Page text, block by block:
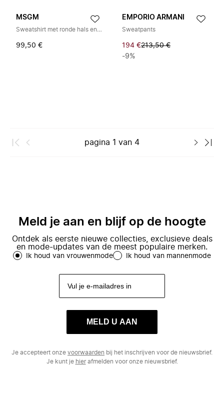
MSGM
Sweatshirt met ronde hals en logo
99,50 €
EMPORIO ARMANI
Sweatpants
194 €213,50 €
-9%
pagina 1 van 4
Meld je aan en blijf op de hoogte
Ontdek als eerste nieuwe collecties, exclusieve deals
en mode-updates van de meest populaire merken.
Ik houd van vrouwenmode Ik houd van mannenmode
MELD U AAN
Je accepteert onze voorwaarden bij het inschrijven voor de nieuwsbrief.
Je kunt je hierafmelden voor onze nieuwsbrief.